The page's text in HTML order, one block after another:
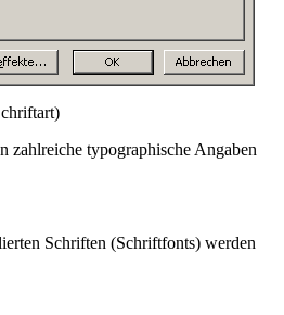
zahlreiche typographische Angaben
Schriften (Schriftfonts) werden